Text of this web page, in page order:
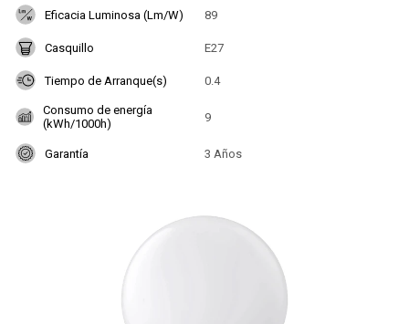
Eficacia Luminosa (Lm/W) 89
Casquillo E27
Tiempo de Arranque(s) 0.4
Consumo de energía
(kWh/1000h)
9
Garantía 3 Años